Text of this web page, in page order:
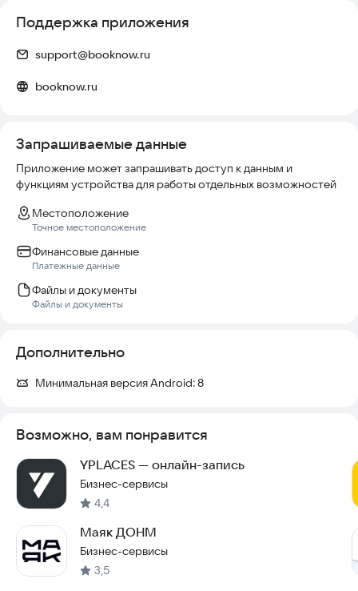
Поддержка приложения
support@booknow.ru
booknow.ru
Запрашиваемые данные
Приложение может запрашивать доступ к данным и
функциям устройства для работы отдельных возможностей
Местоположение
Точное местоположение
Финансовые данные
Платежные данные
Файлы и документы
Файлы и документы
Дополнительно
Минимальная версия Android:8
Возможно, вам понравится
YPLACES — онлайн-запись
Бизнес-сервисы
4,4
Маяк ДОНМ
Бизнес-сервисы
3,5